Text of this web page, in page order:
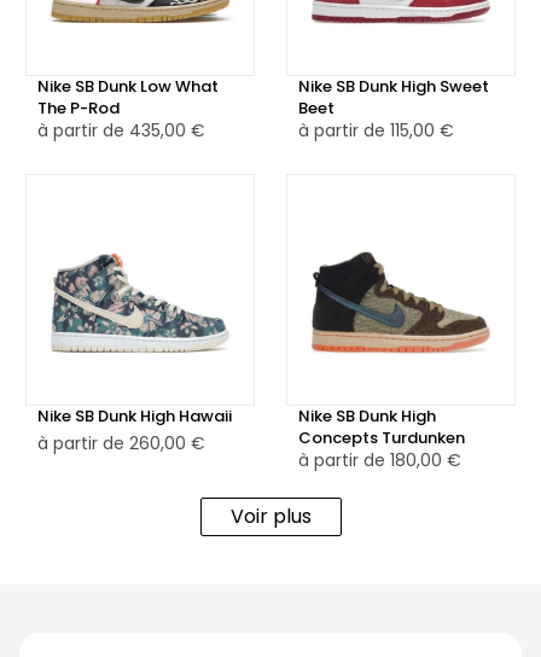
mexicain et de l'univers de la boxe, deux éléments
chaussure au style unique qui rend hommage à l'héritage
culturel et aux passions de P-Rod.
Nike SB Dunk Low What
The P-Rod
à partir de 435,00 €
Nike SB Dunk High Sweet
Beet
à partir de 115,00 €
Nike SB Dunk High Hawaii
à partir de 260,00 €
Nike SB Dunk High
Concepts Turdunken
à partir de 180,00 €
Voir plus